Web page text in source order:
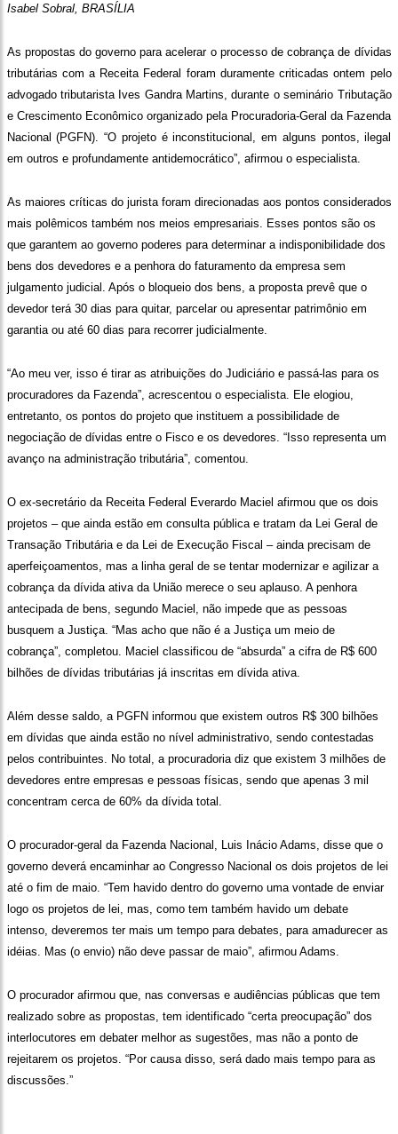
Isabel Sobral, BRASÍLIA
As propostas do governo para acelerar o processo de cobrança de dívidas
tributárias com a Receita Federal foram duramente criticadas ontem pelo
advogado tributarista Ives Gandra Martins, durante o seminário Tributação
e Crescimento Econômico organizado pela Procuradoria-Geral da Fazenda
Nacional (PGFN). “O projeto é inconstitucional, em alguns pontos, ilegal
em outros e profundamente antidemocrático”, afirmou o especialista.
As maiores críticas do jurista foram direcionadas aos pontos considerados
mais polêmicos também nos meios empresariais. Esses pontos são os
que garantem ao governo poderes para determinar a indisponibilidade dos
bens dos devedores e a penhora do faturamento da empresa sem
julgamento judicial. Após o bloqueio dos bens, a proposta prevê que o
devedor terá 30 dias para quitar, parcelar ou apresentar patrimônio em
garantia ou até 60 dias para recorrer judicialmente.
“Ao meu ver, isso é tirar as atribuições do Judiciário e passá-las para os
procuradores da Fazenda”, acrescentou o especialista. Ele elogiou,
entretanto, os pontos do projeto que instituem a possibilidade de
negociação de dívidas entre o Fisco e os devedores. “Isso representa um
avanço na administração tributária”, comentou.
O ex-secretário da Receita Federal Everardo Maciel afirmou que os dois
projetos – que ainda estão em consulta pública e tratam da Lei Geral de
Transação Tributária e da Lei de Execução Fiscal – ainda precisam de
aperfeiçoamentos, mas a linha geral de se tentar modernizar e agilizar a
cobrança da dívida ativa da União merece o seu aplauso. A penhora
antecipada de bens, segundo Maciel, não impede que as pessoas
busquem a Justiça. “Mas acho que não é a Justiça um meio de
cobrança”, completou. Maciel classificou de “absurda” a cifra de R$ 600
bilhões de dívidas tributárias já inscritas em dívida ativa.
Além desse saldo, a PGFN informou que existem outros R$ 300 bilhões
em dívidas que ainda estão no nível administrativo, sendo contestadas
pelos contribuintes. No total, a procuradoria diz que existem 3 milhões de
devedores entre empresas e pessoas físicas, sendo que apenas 3 mil
concentram cerca de 60% da dívida total.
O procurador-geral da Fazenda Nacional, Luis Inácio Adams, disse que o
governo deverá encaminhar ao Congresso Nacional os dois projetos de lei
até o fim de maio. “Tem havido dentro do governo uma vontade de enviar
logo os projetos de lei, mas, como tem também havido um debate
intenso, deveremos ter mais um tempo para debates, para amadurecer as
idéias. Mas (o envio) não deve passar de maio”, afirmou Adams.
O procurador afirmou que, nas conversas e audiências públicas que tem
realizado sobre as propostas, tem identificado “certa preocupação” dos
interlocutores em debater melhor as sugestões, mas não a ponto de
rejeitarem os projetos. “Por causa disso, será dado mais tempo para as
discussões.”